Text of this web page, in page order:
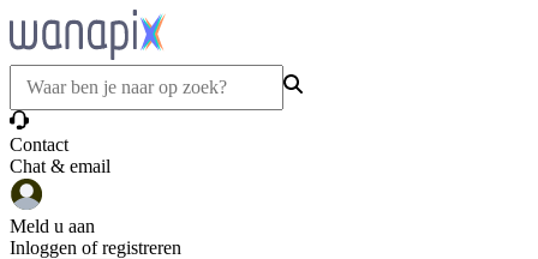
Contact
Chat & email
Meld u aan
Inloggen of registreren